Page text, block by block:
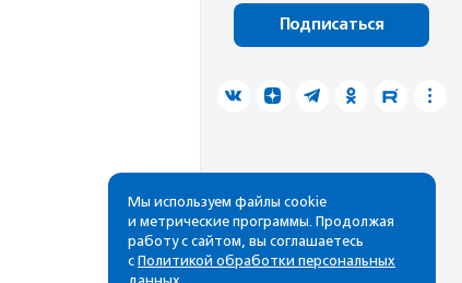
Подписаться
Мы используем файлы cookie
и метрические программы. Продолжая
работу с сайтом, вы соглашаетесь
с Политикой обработки персональных